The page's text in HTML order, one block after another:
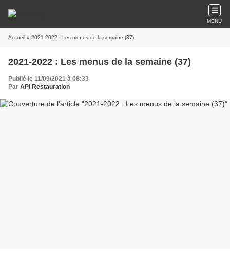
MENU
Accueil » 2021-2022 : Les menus de la semaine (37)
2021-2022 : Les menus de la semaine (37)
Publié le 11/09/2021 à 08:33
Par API Restauration